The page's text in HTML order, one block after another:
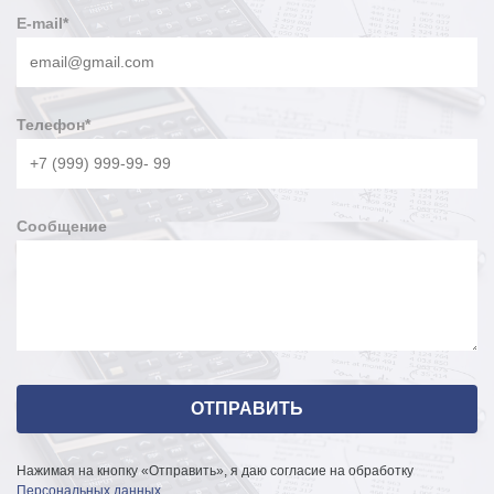
E-mail*
Телефон*
Сообщение
Нажимая на кнопку «Отправить», я даю согласие на обработку
Персональных данных